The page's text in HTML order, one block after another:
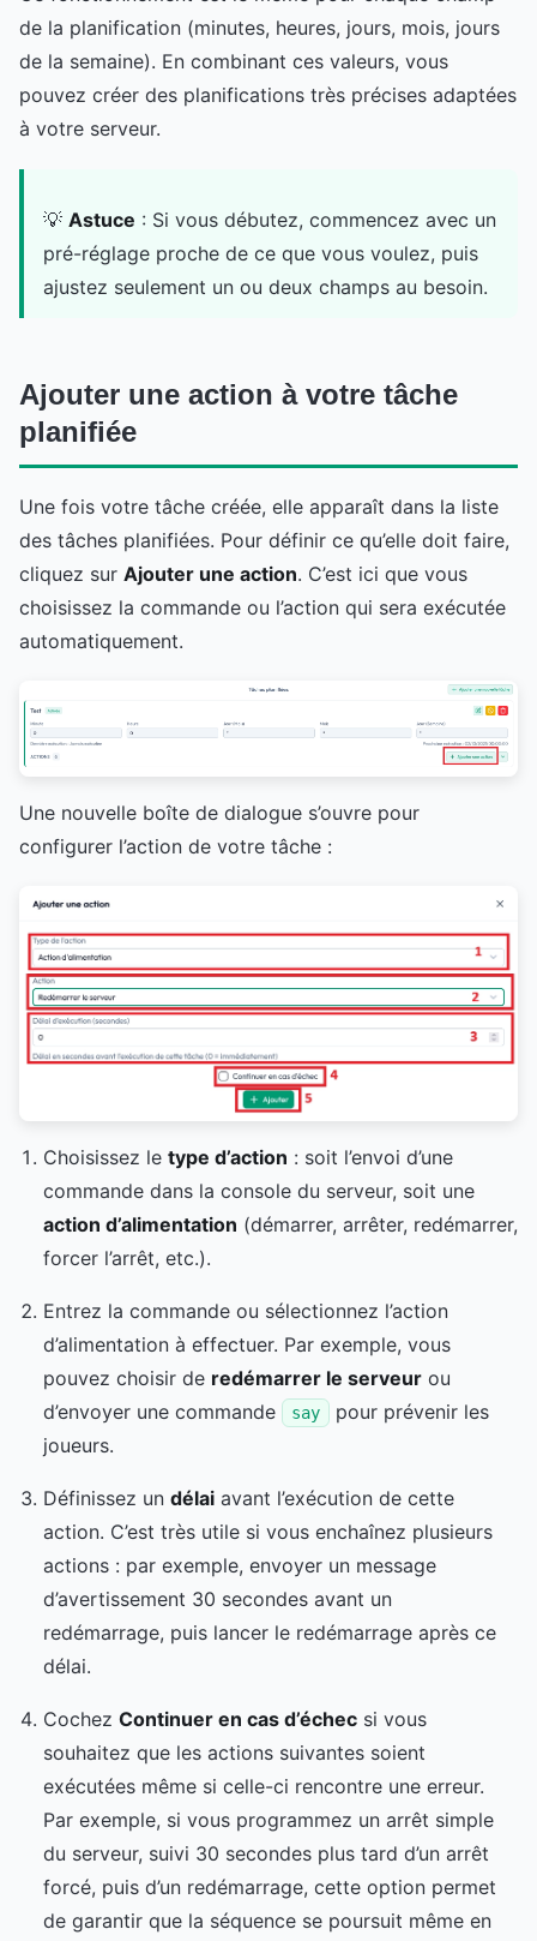
de la planification (minutes, heures, jours, mois, jours
de la semaine). En combinant ces valeurs, vous
pouvez créer des planifications très précises adaptées
à votre serveur.
💡 Astuce : Si vous débutez, commencez avec un
pré-réglage proche de ce que vous voulez, puis
ajustez seulement un ou deux champs au besoin.
Ajouter une action à votre tâche
planifiée
Une fois votre tâche créée, elle apparaît dans la liste
des tâches planifiées. Pour définir ce qu’elle doit faire,
cliquez sur Ajouter une action. C’est ici que vous
choisissez la commande ou l’action qui sera exécutée
automatiquement.
Une nouvelle boîte de dialogue s’ouvre pour
configurer l’action de votre tâche :
Choisissez le type d’action : soit l’envoi d’une
commande dans la console du serveur, soit une
action d’alimentation (démarrer, arrêter, redémarrer,
forcer l’arrêt, etc.).
Entrez la commande ou sélectionnez l’action
d’alimentation à effectuer. Par exemple, vous
pouvez choisir de redémarrer le serveur ou
d’envoyer une commande
say
pour prévenir les
joueurs.
Définissez un délai avant l’exécution de cette
action. C’est très utile si vous enchaînez plusieurs
actions : par exemple, envoyer un message
d’avertissement 30 secondes avant un
redémarrage, puis lancer le redémarrage après ce
délai.
Cochez Continuer en cas d’échec si vous
souhaitez que les actions suivantes soient
exécutées même si celle-ci rencontre une erreur.
Par exemple, si vous programmez un arrêt simple
du serveur, suivi 30 secondes plus tard d’un arrêt
forcé, puis d’un redémarrage, cette option permet
de garantir que la séquence se poursuit même en